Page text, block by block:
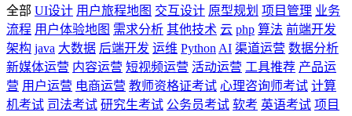
全部 UI设计 用户旅程地图 交互设计 原型规划 项目管理 业务
流程 用户体验地图 需求分析 其他技术 云 php 算法 前端开发
架构 java 大数据 后端开发 运维 Python AI 渠道运营 数据分析
新媒体运营 内容运营 短视频运营 活动运营 工具推荐 产品运
营 用户运营 电商运营 教师资格证考试 心理咨询师考试 计算
机考试 司法考试 研究生考试 公务员考试 软考 英语考试 项目